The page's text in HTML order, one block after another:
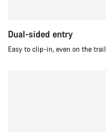
Dual-sided entry
Easy to clip-in, even on the trail